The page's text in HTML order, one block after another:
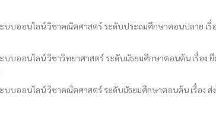
บบออนไลน์ วิชาคณิตศาสตร์ ระดับประถมศึกษาตอนปลาย เรื่
บบออนไลน์ วิชาวิทยาศาสตร์ ระดับมัธยมศึกษาตอนต้น เรื่อง ยื
บบออนไลน์ วิชาคณิตศาสตร์ ระดับมัธยมศึกษาตอนต้น เรื่อง ส่